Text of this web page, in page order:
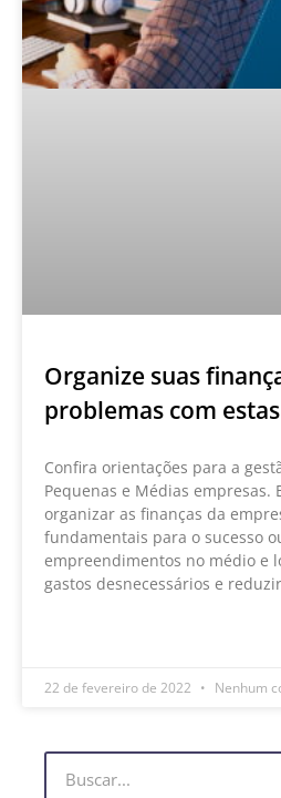
Organize suas
problemas com
Confira orientações para a
Pequenas e Médias empresas.
organizar as finanças da
fundamentais para o sucesso
empreendimentos no médio e
gastos desnecessários e reduzir
22 de fevereiro de 2022 Nenhum